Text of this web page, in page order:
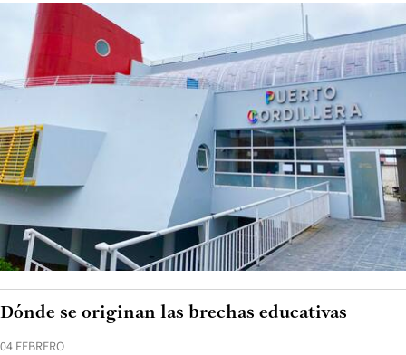
04 FEBRERO
Dónde se originan las brechas educativas